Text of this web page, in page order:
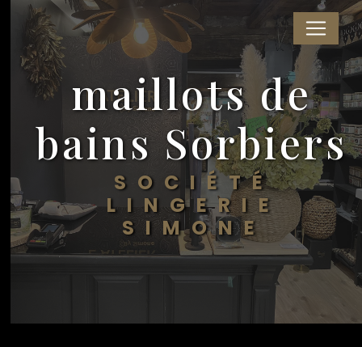
maillots de
bains Sorbiers
SOCIÉTÉ
LINGERIE
SIMONE
Panneau de gestion des cookies